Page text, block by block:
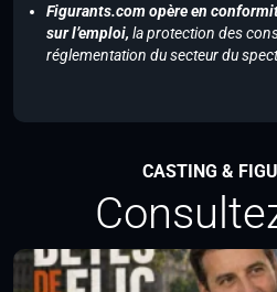
Figurants.com opère en
sur l’emploi, la protection des
réglementation du secteur du
CASTING &